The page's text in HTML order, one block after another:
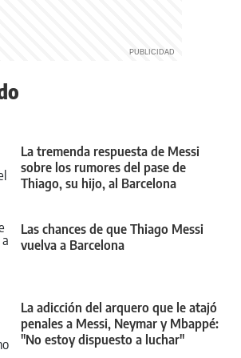
La tremenda respuesta de Messi
sobre los rumores del pase de
Thiago, su hijo, al Barcelona
Las chances de que Thiago Messi
vuelva a Barcelona
La adicción del arquero que le atajó
penales a Messi, Neymar y Mbappé:
"No estoy dispuesto a luchar"